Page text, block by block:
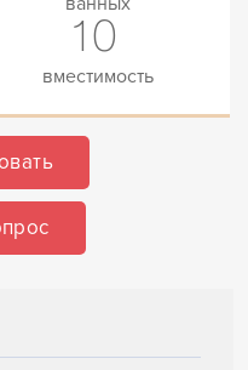
10
вместимость